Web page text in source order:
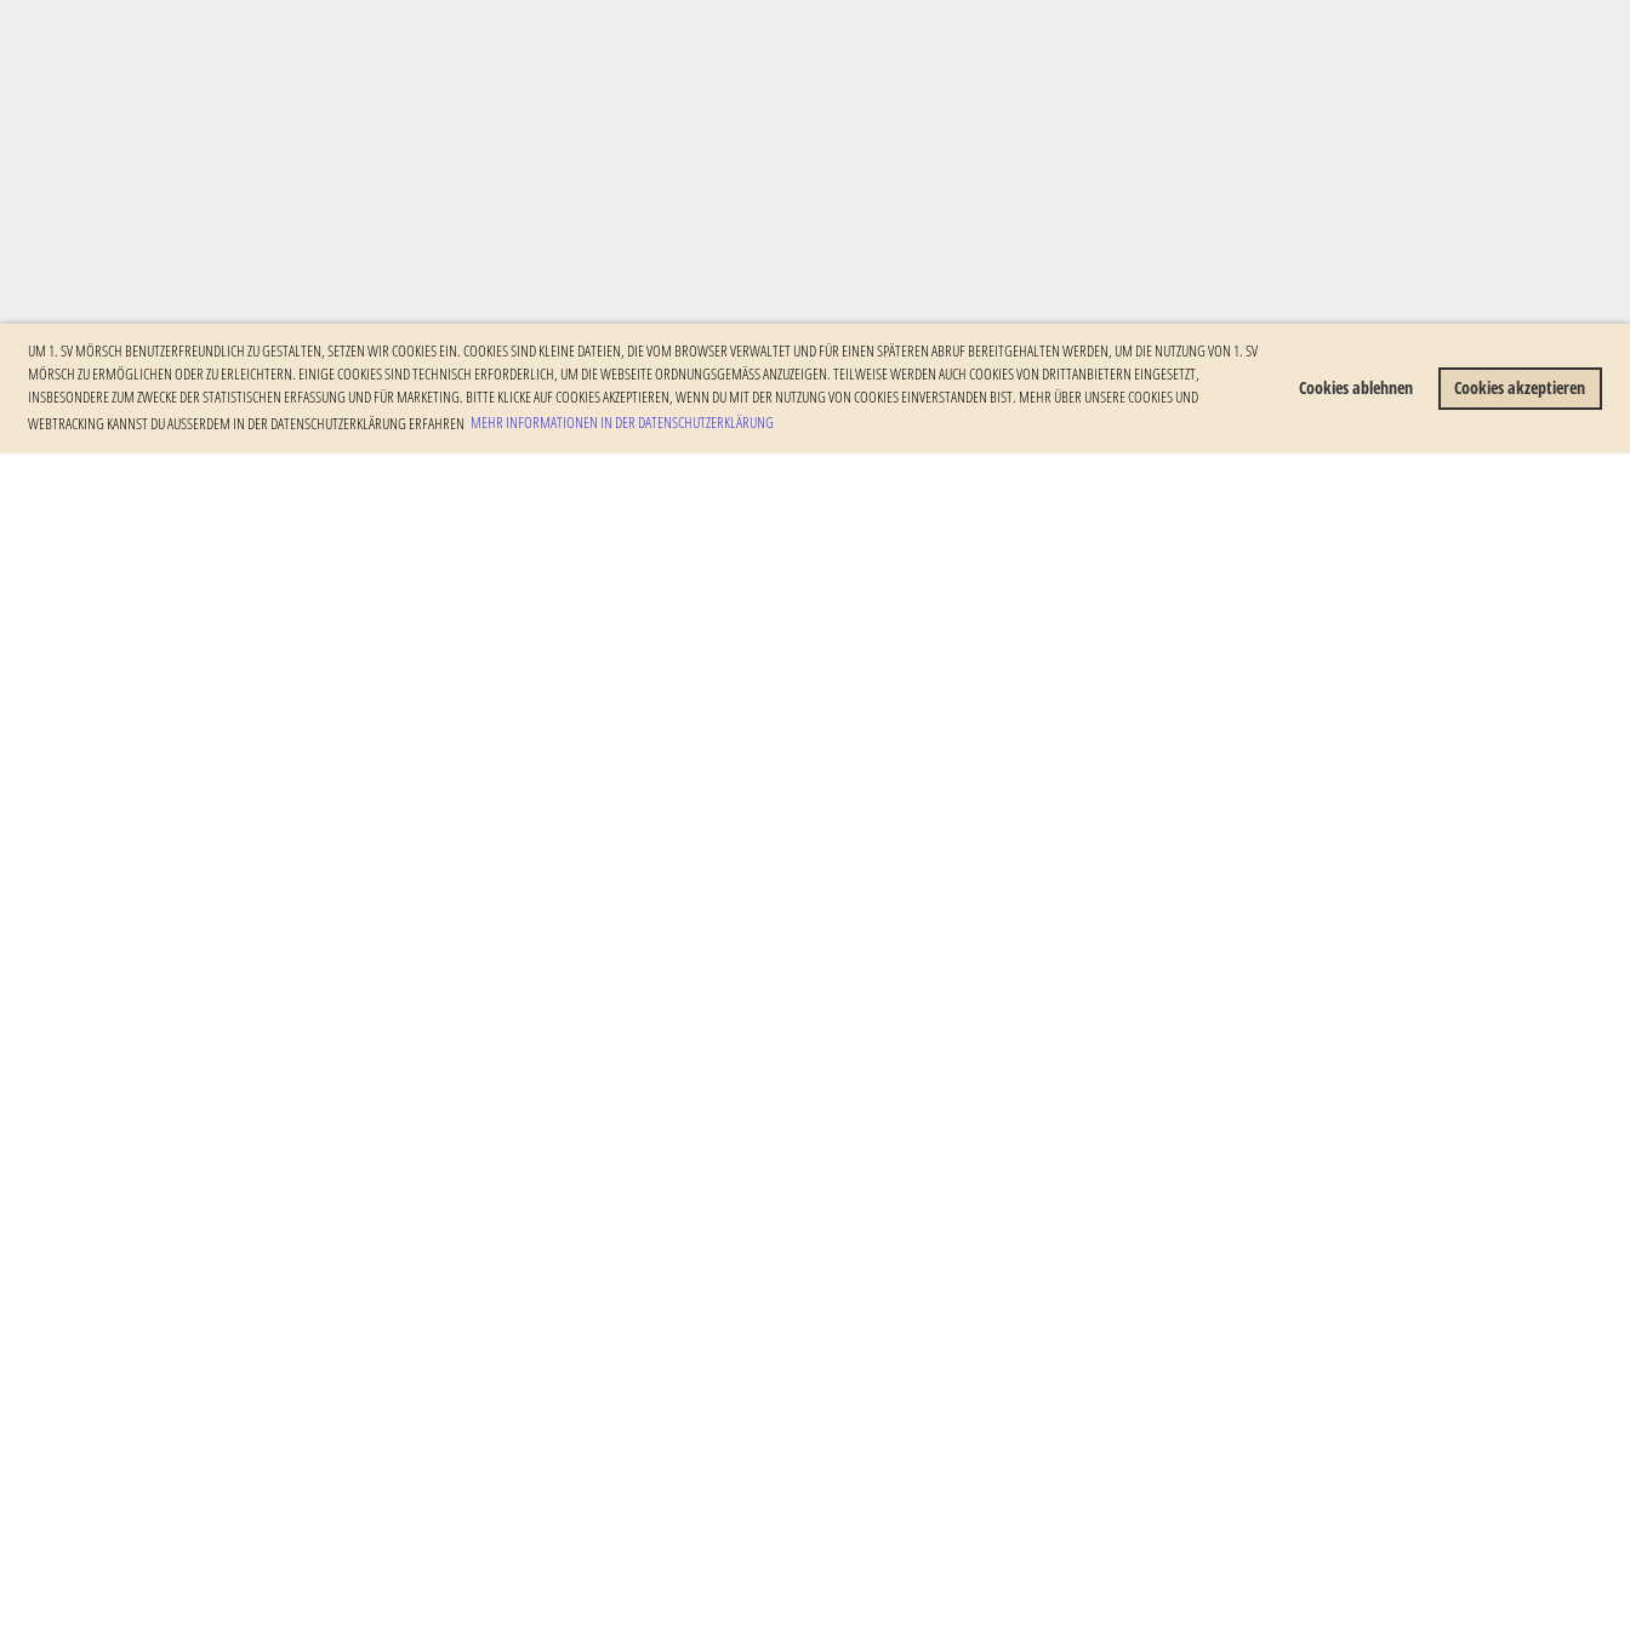
UM 1. SV MÖRSCH BENUTZERFREUNDLICH ZU GESTALTEN, SETZEN WIR COOKIES EIN. COOKIES SIND KLEINE DATEIEN, DIE VOM BROWSER VERWALTET UND FÜR EINEN SPÄTEREN ABRUF BEREITGEHALTEN WERDEN, UM DIE NUTZUNG VON 1. SV
MÖRSCH ZU ERMÖGLICHEN ODER ZU ERLEICHTERN. EINIGE COOKIES SIND TECHNISCH ERFORDERLICH, UM DIE WEBSEITE ORDNUNGSGEMÄSS ANZUZEIGEN. TEILWEISE WERDEN AUCH COOKIES VON DRITTANBIETERN EINGESETZT, I
NSBESONDERE ZUM ZWECKE DER STATISTISCHEN ERFASSUNG UND FÜR MARKETING. BITTE KLICKE AUF COOKIES AKZEPTIEREN, WENN DU MIT DER NUTZUNG VON COOKIES EINVERSTANDEN BIST. MEHR ÜBER UNSERE COOKIES UND W
EBTRACKING KANNST DU AUSSERDEM IN DER DATENSCHUTZERKLÄRUNG ERFAHREN
MEHR INFORMATIONEN IN DER DATENSCHUTZERKLÄRUNG
Cookies ablehnen Cookies akzeptieren